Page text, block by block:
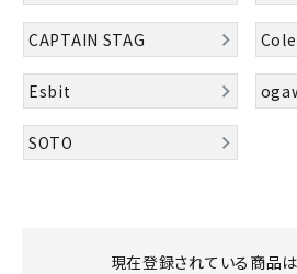
アイテムから選ぶ
ブランドから選ぶ
SALE品はこちら
CAPTAIN STAG
Esbit
SOTO
現在登録されている商品は